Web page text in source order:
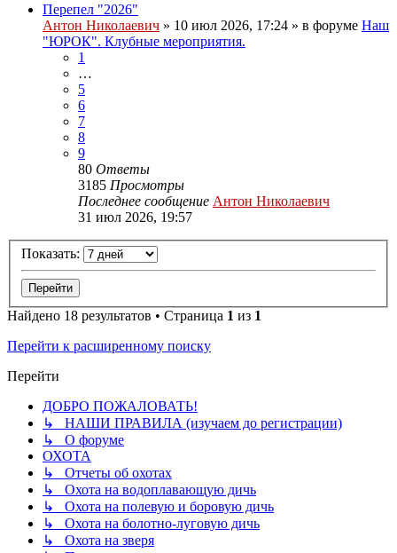
Перепел "2026"
Антон Николаевич » 10 июл 2026, 17:24 » в форуме Наш
"ЮРОК". Клубные мероприятия.
1
…
5
6
7
8
9
80 Ответы
3185 Просмотры
Последнее сообщение Антон Николаевич
31 июл 2026, 19:57
Показать:
Найдено 18 результатов • Страница 1 из 1
Перейти к расширенному поиску
Перейти
ДОБРО ПОЖАЛОВАТЬ!
↳ НАШИ ПРАВИЛА (изучаем до регистрации)
↳ О форуме
ОХОТА
↳ Отчеты об охотах
↳ Охота на водоплавающую дичь
↳ Охота на полевую и боровую дичь
↳ Охота на болотно-луговую дичь
↳ Охота на зверя